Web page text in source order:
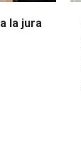
la jura